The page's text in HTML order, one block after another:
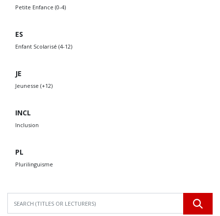
Petite Enfance (0-4)
ES
Enfant Scolarisé (4-12)
JE
Jeunesse (+12)
INCL
Inclusion
PL
Plurilinguisme